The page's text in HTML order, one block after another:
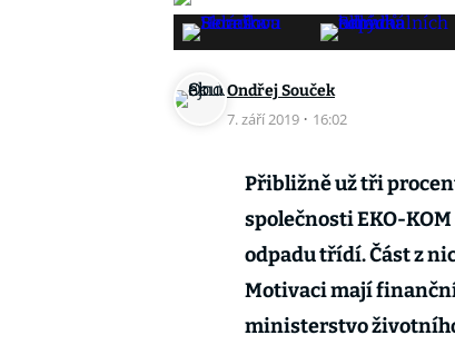
Ondřej Souček
7. září 2019 · 16:02
Přibližně už tři
společnosti EKO-
odpadu třídí. Část z
Motivaci mají
ministerstvo